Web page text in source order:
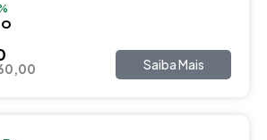
Saiba Mais